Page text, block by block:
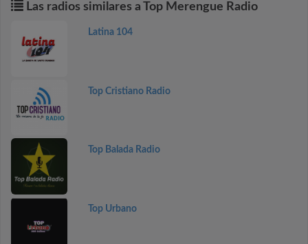
Las radios similares a Top Merengue Radio
Latina 104
Top Cristiano Radio
Top Balada Radio
Top Urbano